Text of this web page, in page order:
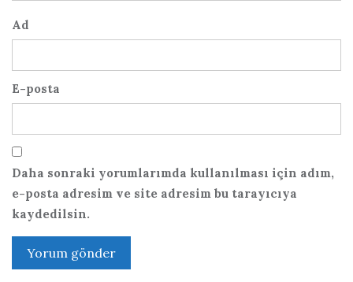
Ad
E-posta
Daha sonraki yorumlarımda kullanılması için adım,
e-posta adresim ve site adresim bu tarayıcıya
kaydedilsin.